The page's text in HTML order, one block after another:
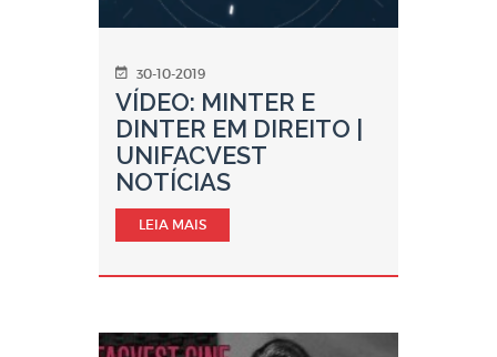
30-10-2019
VÍDEO: MINTER E
DINTER EM DIREITO |
UNIFACVEST
NOTÍCIAS
LEIA MAIS